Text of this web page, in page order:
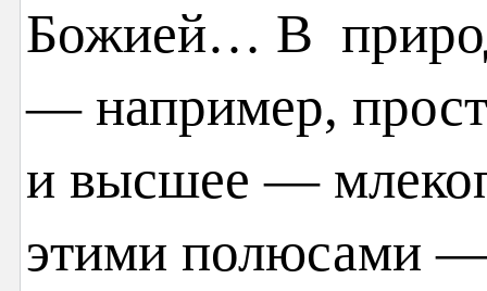
Божией… В
— например,
и высшее —
этими полюсами —